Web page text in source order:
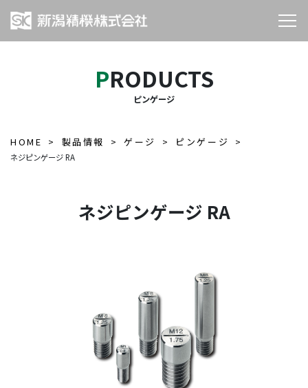
PRODUCTS
ピンゲージ
HOME 製品情報 ゲージ ピンゲージ
ネジピンゲージ RA
ネジピンゲージ RA